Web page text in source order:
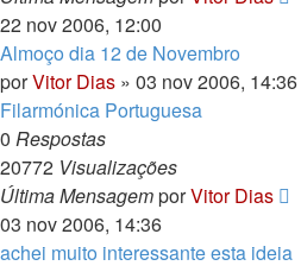
22 nov 2006, 12:00
Almoço dia 12 de Novembro
porVitor Dias » 03 nov 2006,
Filarmónica Portuguesa
0 Respostas
20772 Visualizações
Última MensagemporVitor Dias
03 nov 2006, 14:36
achei muito interessante esta ideia